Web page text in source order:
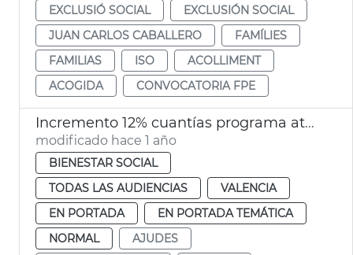
EXCLUSIÓ SOCIAL
EXCLUSIÓN SOCIAL
JUAN CARLOS CABALLERO
FAMÍLIES
FAMILIAS
ISO
ACOLLIMENT
ACOGIDA
CONVOCATORIA FPE
Incremento 12% cuantías programa atención exclusión social
modificado hace 1 año
BIENESTAR SOCIAL
TODAS LAS AUDIENCIAS
VALENCIA
EN PORTADA
EN PORTADA TEMÁTICA
NORMAL
AJUDES